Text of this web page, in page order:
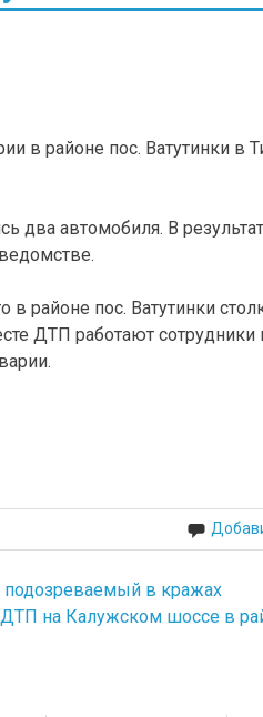
в районе пос. Ватутинки в
два автомобиля. В
в районе пос. Ватутинки
ДТП работают сотрудники
подозреваемый в кражах
на Калужском шоссе в